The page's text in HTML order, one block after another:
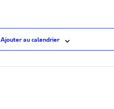
Ajouter au calendrier